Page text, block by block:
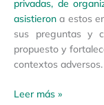
privadas, de
asistieron a estos
sus preguntas y
propuesto y
contextos adversos.
Leer más »